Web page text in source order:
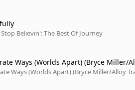
Believin': The Best Of Journey
Ways (Worlds Apart) (Bryce Miller/
Ways (Worlds Apart) (Bryce Miller/Alloy